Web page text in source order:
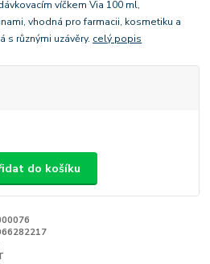
víčkem Via 100 ml,
vhodná pro farmacii, kosmetiku a
s různými uzávěry. celý popis
do košíku